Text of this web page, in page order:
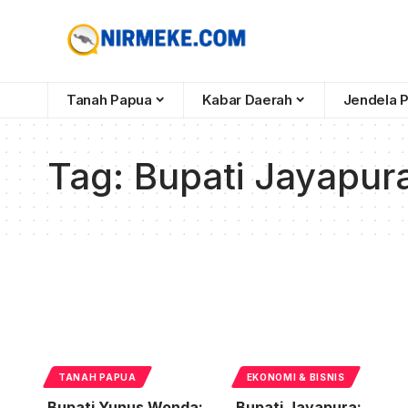
Tanah Papua Kabar Daerah Jendela
Tag:Bupati
TANAH PAPUA EKONOMI & BISNIS